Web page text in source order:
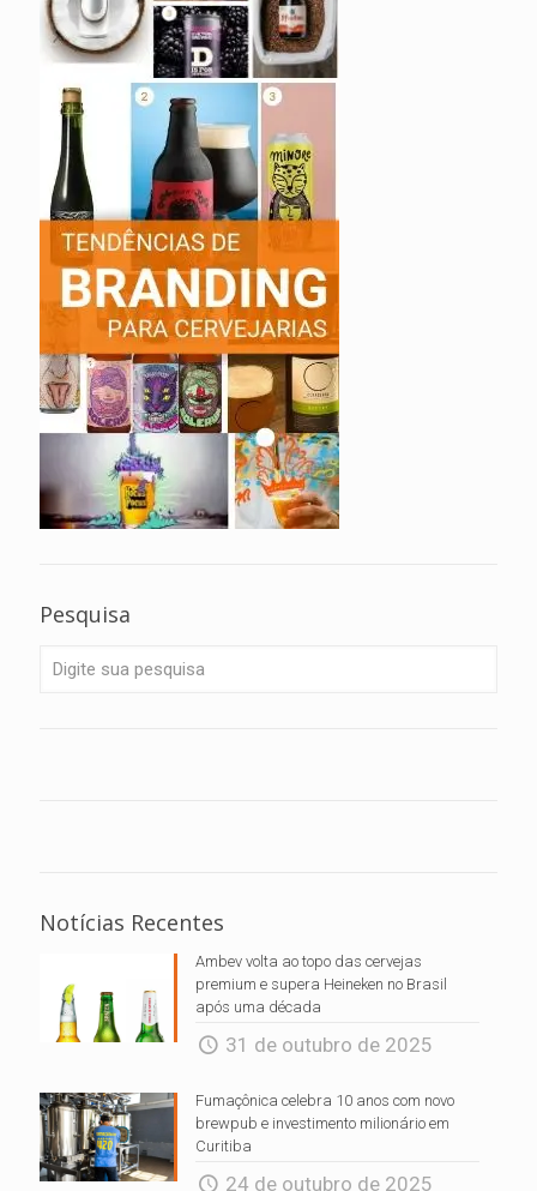
Pesquisa
Notícias Recentes
Ambev volta ao topo das cervejas
premium e supera Heineken no Brasil
após uma década
31 de outubro de 2025
Fumaçônica celebra 10 anos com novo
brewpub e investimento milionário em
Curitiba
24 de outubro de 2025